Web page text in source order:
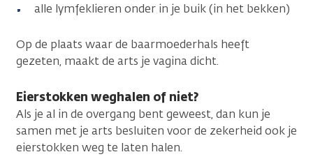
alle lymfeklieren onder in je buik (in het bekken)
Op de plaats waar de baarmoederhals heeft
gezeten, maakt de arts je vagina dicht.
Eierstokken weghalen of niet?
Als je al in de overgang bent geweest, dan kun je
samen met je arts besluiten voor de zekerheid ook je
eierstokken weg te laten halen.